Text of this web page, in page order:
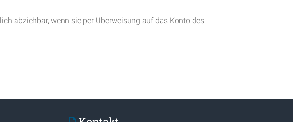
abziehbar, wenn sie per Überweisung auf das Konto des